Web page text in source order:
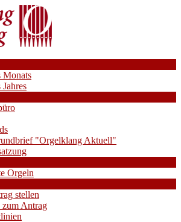
Monats
"Orgelklang Aktuell"
Orgeln
stellen
Antrag